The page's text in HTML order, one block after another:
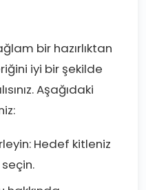
bir hazırlıktan
iyi bir şekilde
Aşağıdaki
Hedef kitleniz